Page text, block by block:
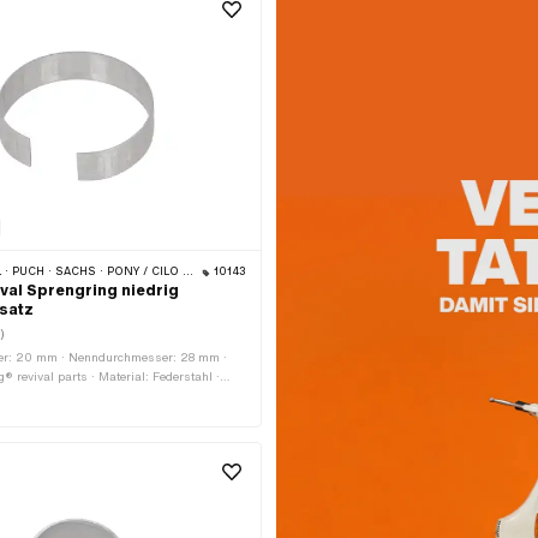
· PONY / CILO (BETA 521 & 512) · PIAGGIO · ZÜNDAPP BELMONDO · TOMOS 10143
Sprengring niedrig
20 mm · Nenndurchmesser: 28 mm ·
revival parts · Material: Federstahl ·
7 mm · Puch OEM-Nr.: